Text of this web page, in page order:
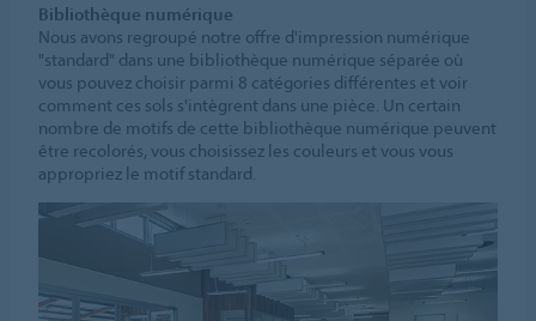
Bibliothèque numérique
Nous avons regroupé notre offre d'impression numérique
"standard" dans une bibliothèque numérique séparée où
vous pouvez choisir parmi 8 catégories différentes et voir
comment ces sols s'intègrent dans une pièce. Un certain
nombre de motifs de cette bibliothèque numérique peuvent
être recolorés, vous choisissez les couleurs et vous vous
appropriez le motif standard.